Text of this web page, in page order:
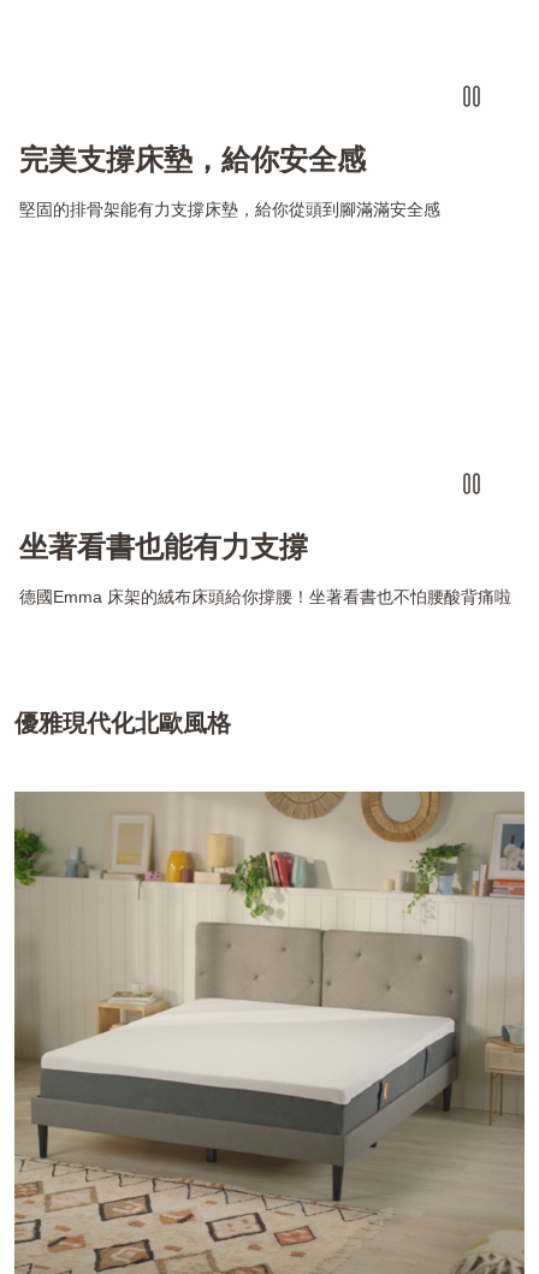
完美支撐床墊，給你安全感
堅固的排骨架能有力支撐床墊，給你從頭到腳滿滿安全感
坐著看書也能有力支撐
德國Emma 床架的絨布床頭給你撐腰！坐著看書也不怕腰酸背痛啦
優雅現代化北歐風格